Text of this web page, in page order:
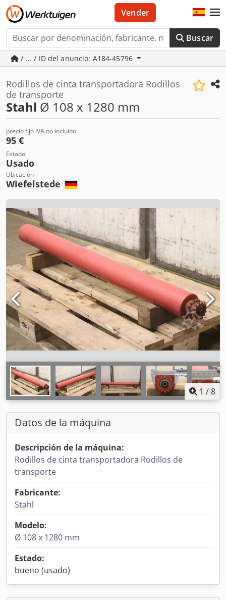
Buscar
Vender
/ ... / ID del anuncio: A184-45796
Rodillos de cinta transportadora Rodillos
de transporte
Stahl Ø 108 x 1280 mm
precio fijo IVA no incluído
95 €
Estado
Usado
Ubicación
Wiefelstede
1 /8
Datos de la máquina
Descripción de la máquina:
Rodillos de cinta transportadora Rodillos de
transporte
Fabricante:
Stahl
Modelo:
Ø 108 x 1280 mm
Estado:
bueno (usado)